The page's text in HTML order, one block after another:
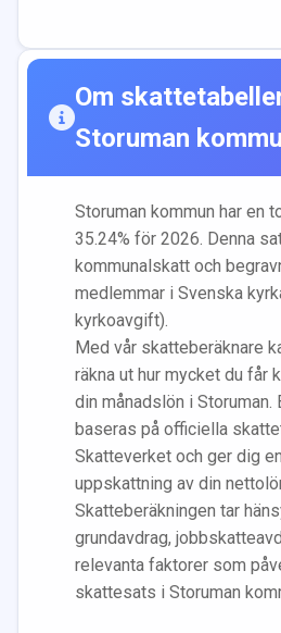
Om
Storuman
Storuman kommun har en
35.24% för 2026. Denna
kommunalskatt och
medlemmar i Svenska
kyrkoavgift).
Med vår skatteberäknare
räkna ut hur mycket du får
din månadslön i Storuman
baseras på officiella
Skatteverket och ger dig
uppskattning av din
Skatteberäkningen tar
grundavdrag,
relevanta faktorer som
skattesats i Storuman